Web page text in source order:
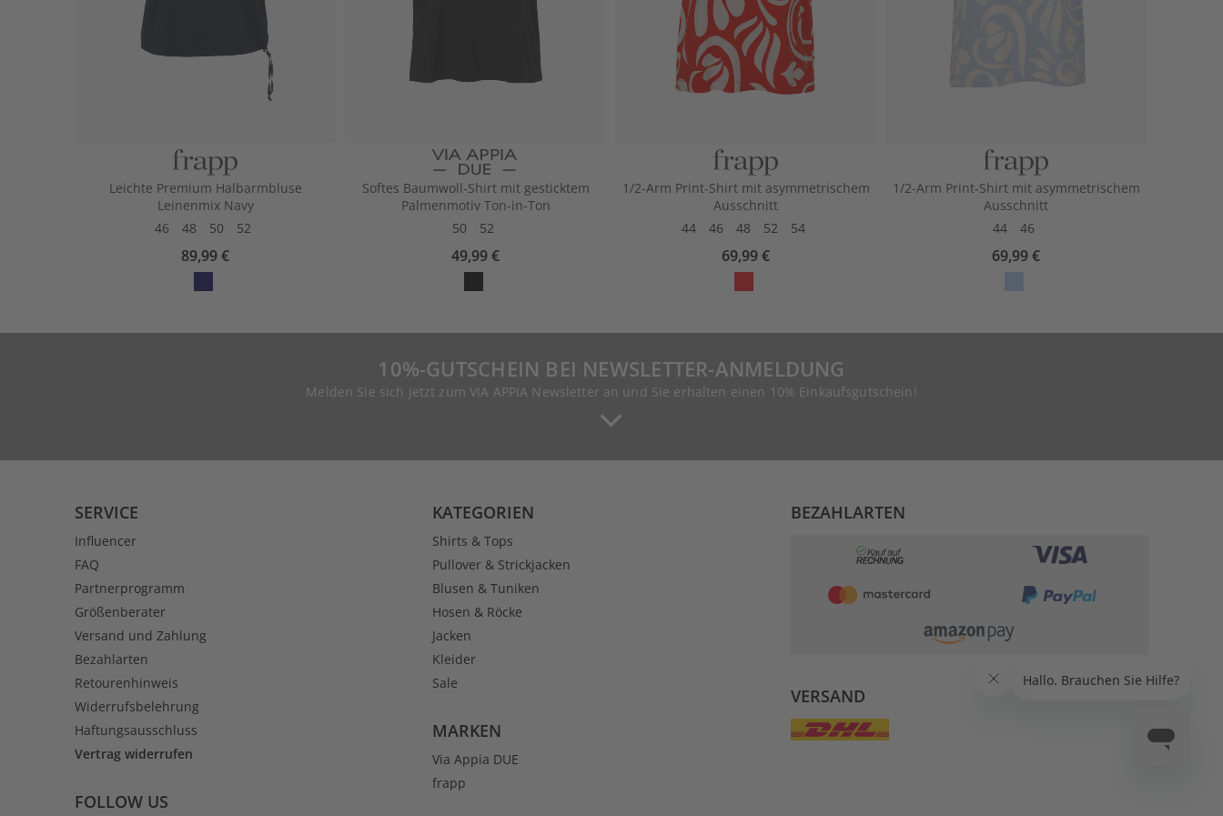
Leichte Premium Halbarmbluse
Leinenmix Navy
46
48 50 52
89,99 €
Softes Baumwoll-Shirt mit gesticktem
Palmenmotiv Ton-in-Ton
50
52
49,99 €
1/2-Arm Print-Shirt mit asymmetrischem
Ausschnitt
44
46 48 52 54
69,99 €
1/2-Arm Print-Shirt mit asymmetrischem
Ausschnitt
44
46
69,99 €
10%-GUTSCHEIN BEI NEWSLETTER-ANMELDUNG
Melden Sie sich jetzt zum VIA APPIA Newsletter an und Sie erhalten einen 10% Einkaufsgutschein!
SERVICE
Influencer
FAQ
Partnerprogramm
Größenberater
Versand und Zahlung
Bezahlarten
Retourenhinweis
Widerrufsbelehrung
Haftungsausschluss
Vertrag widerrufen
FOLLOW US
KATEGORIEN
Shirts & Tops
Pullover & Strickjacken
Blusen & Tuniken
Hosen & Röcke
Jacken
Kleider
Sale
MARKEN
Via Appia DUE
frapp
BEZAHLARTEN
VERSAND